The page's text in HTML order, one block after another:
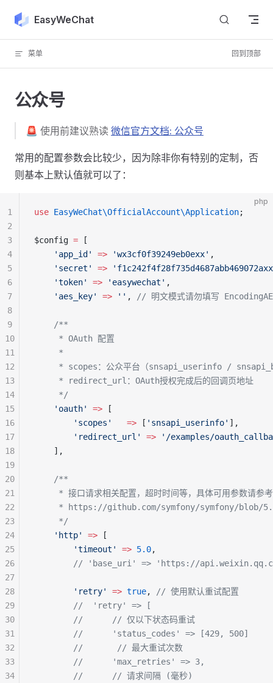
Skip to content
EasyWeChat
菜单 回到顶部
公众号
🚨 使用前建议熟读 微信官方文档: 公众号
常用的配置参数会比较少，因为除非你有特别的定制，否
则基本上默认值就可以了：
php
use EasyWeChat\OfficialAccount\Application;
$config = [
    'app_id'
=> 'wx3cf0f39249eb0exx' ,
    'secret'
=>
    'token'
=> 'easywechat' ,
    'aes_key'
=> '' , // 明文模式请勿填写
    /**
     * OAuth 配置
     *
* scopes：公众平台（snsapi_userinfo /
     * redirect_url：OAuth授权完成后的回调页地址
     */
    'oauth'
=> [
        'scopes'
   =>
[ 'snsapi_userinfo' ],
        'redirect_url'
=> '/examples/
    ],
    /**
* 接口请求相关配置，超时时间等，具体可用参数请参
* https://github.com/symfony/symfony/blob/
     */
    'http'
=> [
        'timeout'
=> 5.0,
// 'base_uri' => 'https://
        'retry'
=> true,
// 使用默认重试配置
        //  'retry' => [
        //
      // 仅以下状态码重试
        //      'status_codes' => [429, 500]
        //
       // 最大重试次数
        //      'max_retries' => 3,
        //
      // 请求间隔 (毫秒)
1
2
3
4
5
6
7
8
9
10
11
12
13
14
15
16
17
18
19
20
21
22
23
24
25
26
27
28
29
30
31
32
33
34